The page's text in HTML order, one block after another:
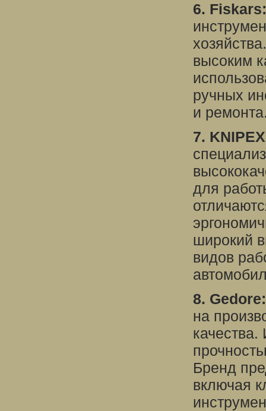
6. Fiskars:
высоким
ручных
и
7.
для
широкий
видов
8. Gedore:
на
Бренд
включая